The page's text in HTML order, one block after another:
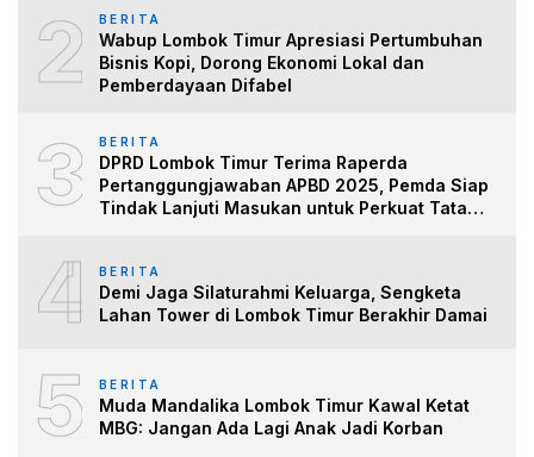
2 BERITA
Wabup Lombok Timur Apresiasi Pertumbuhan
Bisnis Kopi, Dorong Ekonomi Lokal dan
Pemberdayaan Difabel
3 BERITA
DPRD Lombok Timur Terima Raperda
Pertanggungjawaban APBD 2025, Pemda Siap
Tindak Lanjuti Masukan untuk Perkuat Tata
4 BERITA
Demi Jaga Silaturahmi Keluarga, Sengketa
Lahan Tower di Lombok Timur Berakhir Damai
5 BERITA
Muda Mandalika Lombok Timur Kawal Ketat
MBG: Jangan Ada Lagi Anak Jadi Korban